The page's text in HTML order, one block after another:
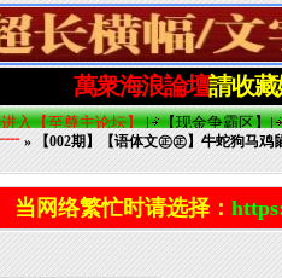
» 【002期】【语体文㊣㊣】牛蛇狗马鸡
当网络繁忙时请选择：